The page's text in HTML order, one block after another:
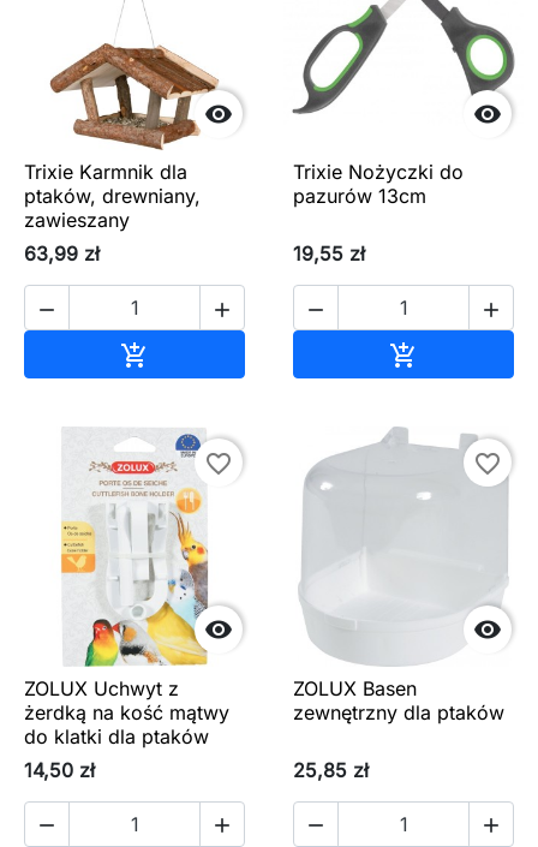

Trixie Karmnik dla
ptaków, drewniany,
zawieszany
63,99 zł
 


Trixie Nożyczki do
pazurów 13cm
19,55 zł
 


favorite_border
ZOLUX Uchwyt z
żerdką na kość mątwy
do klatki dla ptaków
14,50 zł
 

favorite_border
ZOLUX Basen
zewnętrzny dla ptaków
25,85 zł
 